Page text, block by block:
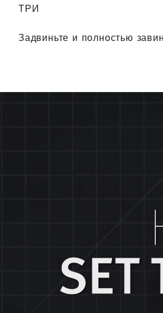
ТРИ
Задвиньте и полностью